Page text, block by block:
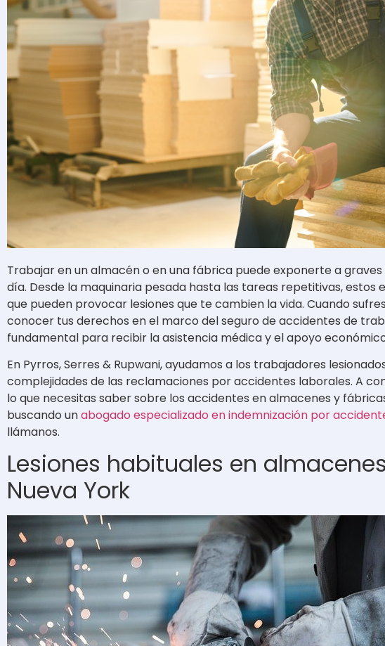
Trabajar en un almacén o en una fábrica puede exponerte a
día. Desde la maquinaria pesada hasta las tareas repetitivas, estos
que pueden provocar lesiones que te cambien la vida. Cuando
conocer tus derechos en el marco del seguro de accidentes de
fundamental para recibir la asistencia médica y el apoyo
En Pyrros, Serres & Rupwani, ayudamos a los trabajadores
complejidades de las reclamaciones por accidentes laborales. A
lo que necesitas saber sobre los accidentes en almacenes y
buscando unabogado especializado en indemnización por
llámanos.
Lesiones habituales en
Nueva York